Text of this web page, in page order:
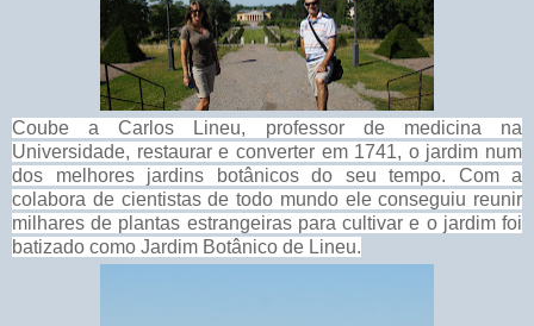
Coube a Carlos Lineu, professor de medicina na
Universidade, restaurar e converter em 1741, o jardim num
dos melhores jardins botânicos do seu tempo. Com a
colabora de cientistas de todo mundo ele conseguiu reunir
milhares de plantas estrangeiras para cultivar e o jardim foi
batizado como Jardim Botânico de Lineu.